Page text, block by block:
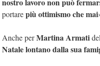
portarepiù ottimismo che mai
Anche perMartina Armati
Natale lontano dalla sua